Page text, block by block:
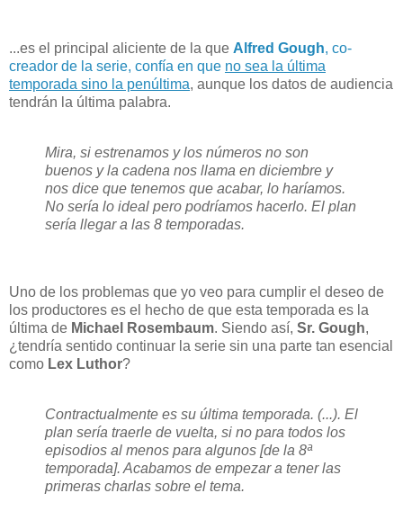
...es el principal aliciente de la que Alfred Gough, co-
creador de la serie, confía en que no sea la última
temporada sino la penúltima, aunque los datos de audiencia
tendrán la última palabra.
Mira, si estrenamos y los números no son
buenos y la cadena nos llama en diciembre y
nos dice que tenemos que acabar, lo haríamos.
No sería lo ideal pero podríamos hacerlo. El plan
sería llegar a las 8 temporadas.
Uno de los problemas que yo veo para cumplir el deseo de
los productores es el hecho de que esta temporada es la
última de Michael Rosembaum. Siendo así, Sr. Gough,
¿tendría sentido continuar la serie sin una parte tan esencial
como Lex Luthor?
Contractualmente es su última temporada. (...). El
plan sería traerle de vuelta, si no para todos los
episodios al menos para algunos [de la 8ª
temporada]. Acabamos de empezar a tener las
primeras charlas sobre el tema.